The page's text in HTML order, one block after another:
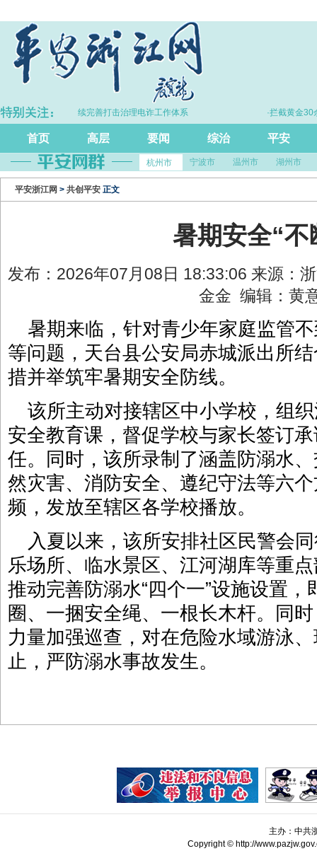
·浙江持续完善打击治理电诈工作体系 ·拦截黄金30余
首页 高层 要闻 综治 平安
杭州市 宁波市 温州市 湖州市
平安浙江网 > 共创平安 正文
暑期安全“不
发布：2026年07月08日 18:33:06 来源：
金金 编辑：黄
暑期来临，针对青少年家庭监管
等问题，天台县公安局赤城派出所
措并举筑牢暑期安全防线。
该所主动对接辖区中小学校，组
安全教育课，督促学校与家长签订
任。同时，该所录制了涵盖防溺水
然灾害、消防安全、遵纪守法等六
频，发放至辖区各学校播放。
入夏以来，该所安排社区民警会
乐场所、临水景区、江河湖库等重
推动完善防溺水“四个一”设施设置
圈、一捆安全绳、一根长木杆。同
力量加强巡查，对在危险水域游泳
止，严防溺水事故发生。
主办：中共
Copyright © http://